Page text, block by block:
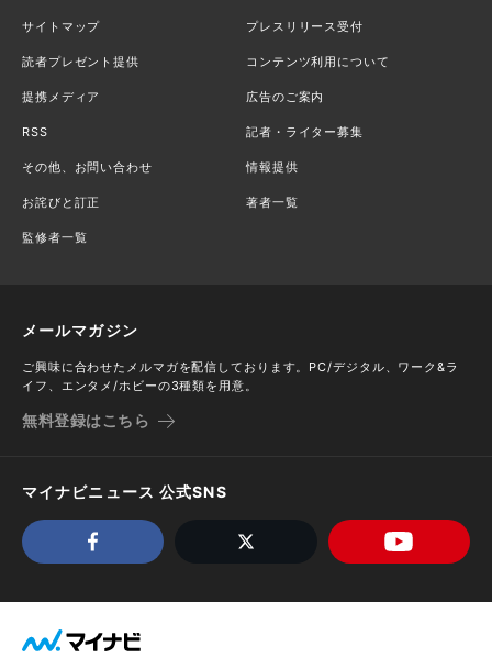
サイトマップ プレスリリース受付
読者プレゼント提供 コンテンツ利用について
提携メディア 広告のご案内
RSS 記者・ライター募集
その他、お問い合わせ 情報提供
お詫びと訂正 著者一覧
監修者一覧
メールマガジン
ご興味に合わせたメルマガを配信しております。PC/デジタル、ワーク&ラ
イフ、エンタメ/ホビーの3種類を用意。
無料登録はこちら
マイナビニュース 公式SNS